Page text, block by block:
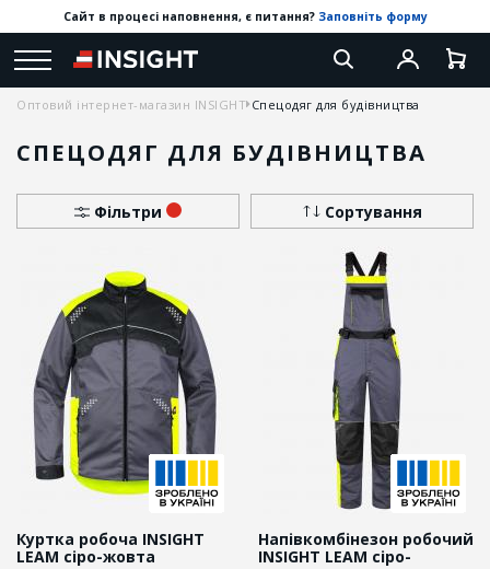
Сайт в процесі наповнення, є питання? Заповніть форму
Оптовий інтернет-магазин INSIGHT Спецодяг для будівництва
СПЕЦОДЯГ ДЛЯ БУДІВНИЦТВА
Фільтри Сортування
Куртка робоча INSIGHT
LEAM сіро-жовта
Напівкомбінезон робочий
INSIGHT LEAM сіро-